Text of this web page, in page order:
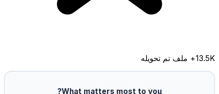
13.5K+ ملف تم تحويله
What matters most to you?